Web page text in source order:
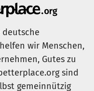
wir Menschen,
Gutes zu
sind
gemeinnützig